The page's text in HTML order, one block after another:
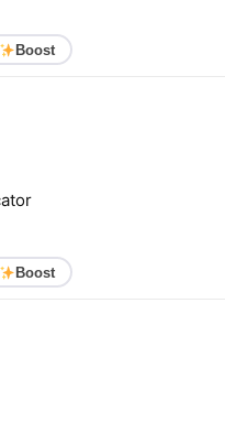
Boost
Boost